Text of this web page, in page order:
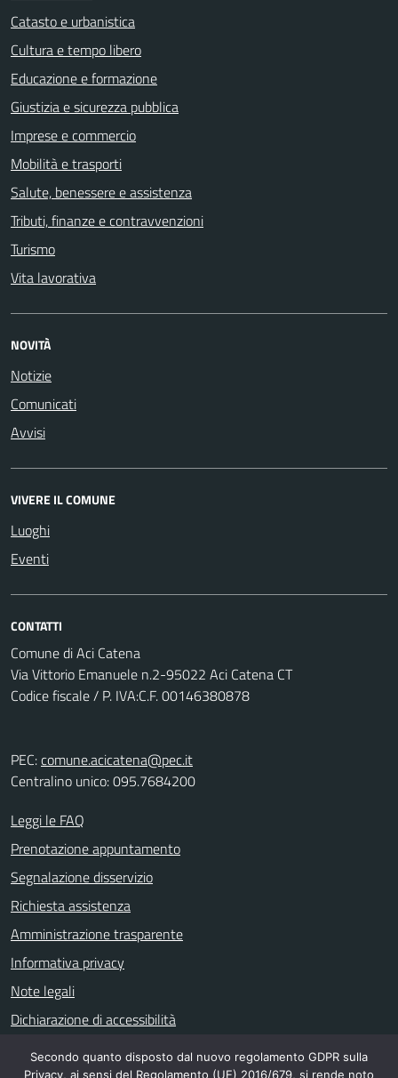
Catasto e urbanistica
Cultura e tempo libero
Educazione e formazione
Giustizia e sicurezza pubblica
Imprese e commercio
Mobilità e trasporti
Salute, benessere e assistenza
Tributi, finanze e contravvenzioni
Turismo
Vita lavorativa
NOVITÀ
Notizie
Comunicati
Avvisi
VIVERE IL COMUNE
Luoghi
Eventi
CONTATTI
Comune di Aci Catena
Via Vittorio Emanuele n.2-95022 Aci Catena CT
Codice fiscale / P. IVA:C.F. 00146380878
PEC:comune.acicatena@pec.it
Centralino unico: 095.7684200
Leggi le FAQ
Prenotazione appuntamento
Segnalazione disservizio
Richiesta assistenza
Amministrazione trasparente
Informativa privacy
Note legali
Dichiarazione di accessibilità
Secondo quanto disposto dal nuovo regolamento GDPR sulla
Privacy, ai sensi del Regolamento (UE) 2016/679, si rende noto